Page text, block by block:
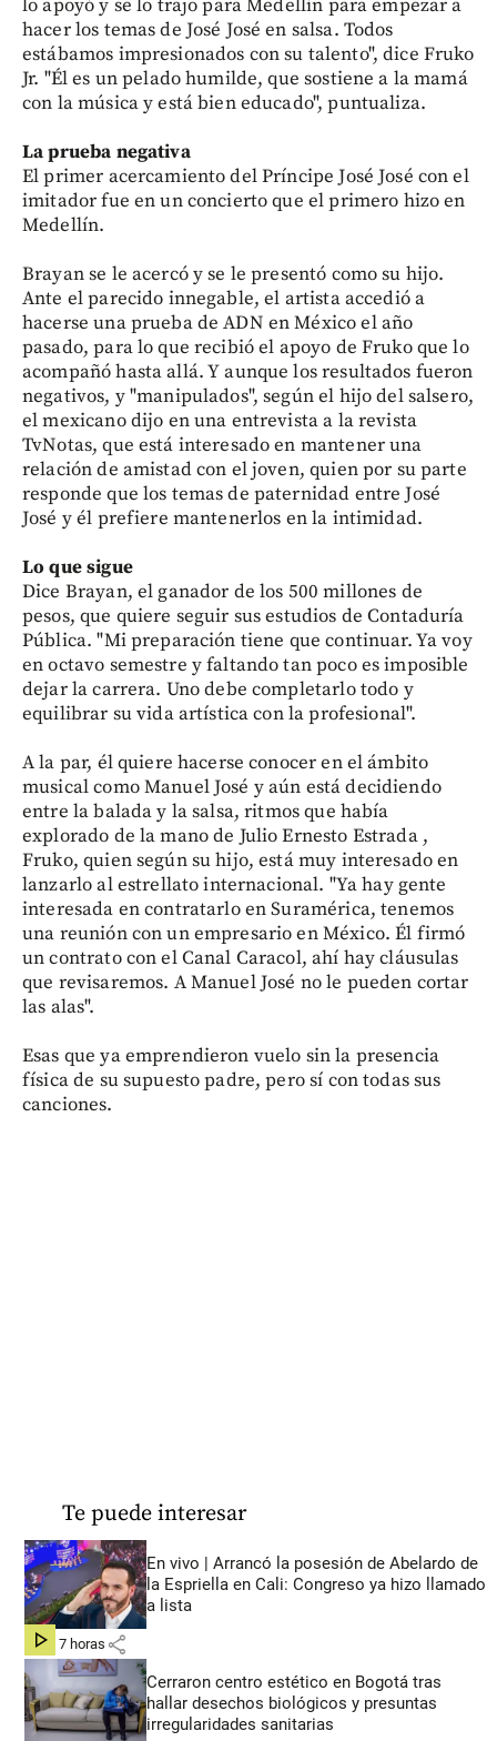
lo apoyó y se lo trajo para Medellín para empezar a
hacer los temas de José José en salsa. Todos
estábamos impresionados con su talento", dice Fruko
Jr. "Él es un pelado humilde, que sostiene a la mamá
con la música y está bien educado", puntualiza.
La prueba negativa
El primer acercamiento del Príncipe José José con el
imitador fue en un concierto que el primero hizo en
Medellín.
Brayan se le acercó y se le presentó como su hijo.
Ante el parecido innegable, el artista accedió a
hacerse una prueba de ADN en México el año
pasado, para lo que recibió el apoyo de Fruko que lo
acompañó hasta allá. Y aunque los resultados fueron
negativos, y "manipulados", según el hijo del salsero,
el mexicano dijo en una entrevista a la revista
TvNotas, que está interesado en mantener una
relación de amistad con el joven, quien por su parte
responde que los temas de paternidad entre José
José y él prefiere mantenerlos en la intimidad.
Lo que sigue
Dice Brayan, el ganador de los 500 millones de
pesos, que quiere seguir sus estudios de Contaduría
Pública. "Mi preparación tiene que continuar. Ya voy
en octavo semestre y faltando tan poco es imposible
dejar la carrera. Uno debe completarlo todo y
equilibrar su vida artística con la profesional".
A la par, él quiere hacerse conocer en el ámbito
musical como Manuel José y aún está decidiendo
entre la balada y la salsa, ritmos que había
explorado de la mano de Julio Ernesto Estrada ,
Fruko, quien según su hijo, está muy interesado en
lanzarlo al estrellato internacional. "Ya hay gente
interesada en contratarlo en Suramérica, tenemos
una reunión con un empresario en México. Él firmó
un contrato con el Canal Caracol, ahí hay cláusulas
que revisaremos. A Manuel José no le pueden cortar
las alas".
Esas que ya emprendieron vuelo sin la presencia
física de su supuesto padre, pero sí con todas sus
canciones.
Te puede interesar
En vivo | Arrancó la posesión de Abelardo de
la Espriella en Cali: Congreso ya hizo llamado
a lista
hace 7 horas share
Cerraron centro estético en Bogotá tras
hallar desechos biológicos y presuntas
irregularidades sanitarias